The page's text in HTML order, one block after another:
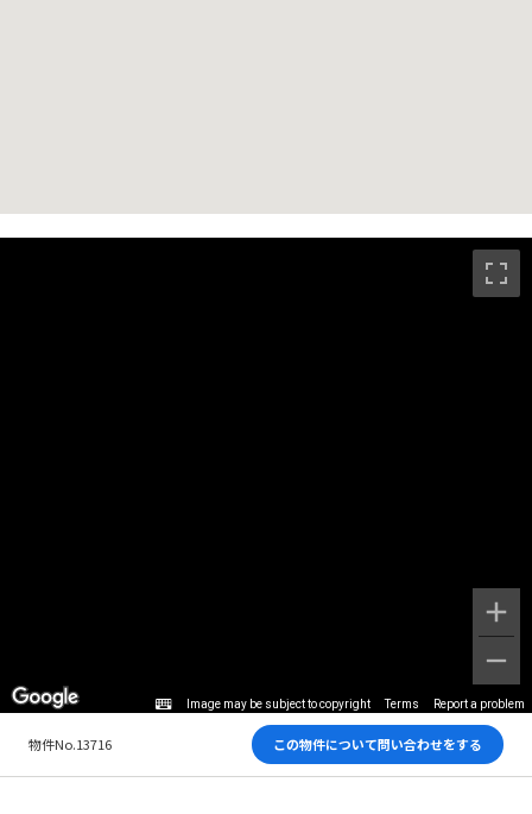
Image may be subject to copyright Terms Report a problem
物件No.13716 この物件について問い合わせをする